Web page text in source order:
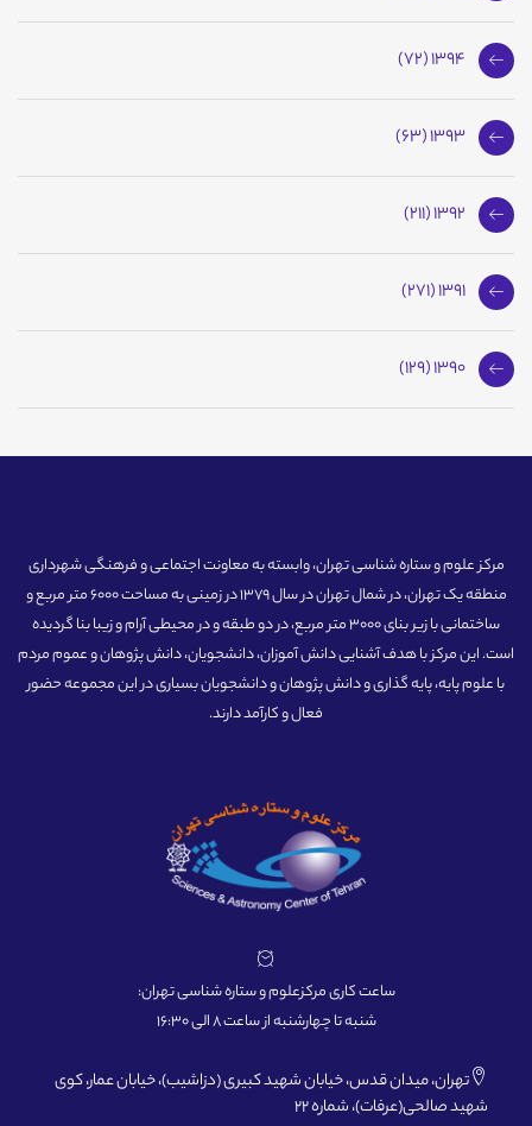
1394 (72)
1393 (63)
1392 (211)
1391 (271)
1390 (129)
مرکز علوم و ستاره شناسی تهران، وابسته به معاونت اجتماعی و فرهنگی شهرداری
منطقه یک تهران، در شمال تهران در سال 1379 در زمینی به مساحت 6000 متر مربع و
ساختمانی با زیر بنای 3000 متر مربع، در دو طبقه و در محیطی آرام و زیبا بنا گردیده
است. این مرکز با هدف آشنایی دانش آموزان، دانشجویان، دانش پژوهان و عموم مردم
با علوم پایه، پایه گذاری و دانش پژوهان و دانشجویان بسیاری در این مجموعه حضور
فعال و کارآمد دارند.
ساعت کاری مرکزعلوم و ستاره شناسی تهران:
شنبه تا چهارشنبه از ساعت 8 الی 16:30
تهران، میدان قدس، خیابان شهید کبیری (دزاشیب)، خیابان عمار، کوی
شهید صالحی(عرفات)، شماره 22